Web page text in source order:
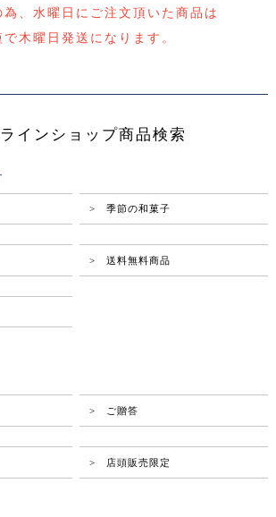
為、水曜日にご注文頂いた商品は
で木曜日発送になります。
インショップ商品検索
> 季節の和菓子
> 送料無料商品
> ご贈答
> 店頭販売限定